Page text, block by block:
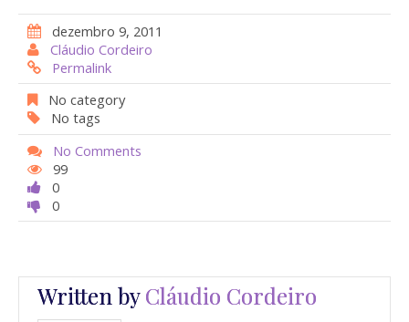
e
b
o
o
k
at
s
A
p
p
itt
er
er
st
dezembro 9, 2011
Cláudio Cordeiro
Permalink
No category
No tags
No Comments
99
0
0
Written byCláudio Cordeiro